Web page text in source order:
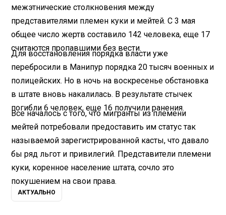
межэтнические столкновения между
представителями племен куки и мейтей. С 3 мая
общее число жертв составило 142 человека, еще 17
считаются пропавшими без вести.
Для восстановления порядка власти уже
перебросили в Манипур порядка 20 тысяч военных и
полицейских. Но в ночь на воскресенье обстановка
в штате вновь накалилась. В результате стычек
погибли 6 человек, еще 16 получили ранения.
Все началось с того, что мигранты из племени
мейтей потребовали предоставить им статус так
называемой зарегистрированной касты, что давало
бы ряд льгот и привилегий. Представители племени
куки, коренное население штата, сочло это
покушением на свои права.
АКТУАЛЬНО